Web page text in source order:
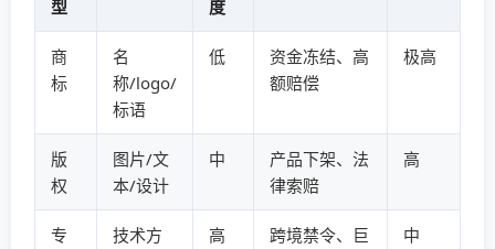
型
度
商
标
名
称/logo/
标语
低
资金冻结、高
额赔偿
极高
版
权
图片/文
本/设计
中
产品下架、法
律索赔
高
专
技术方
高
跨境禁令、巨
中